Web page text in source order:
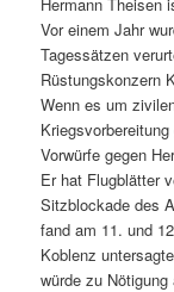
Vor einem Jahr
Tagessätzen
Rüstungskonzern
Wenn es um
Vorwürfe gegen
Er hat Flugblätter
Sitzblockade des
fand am 11. und
Koblenz
würde zu